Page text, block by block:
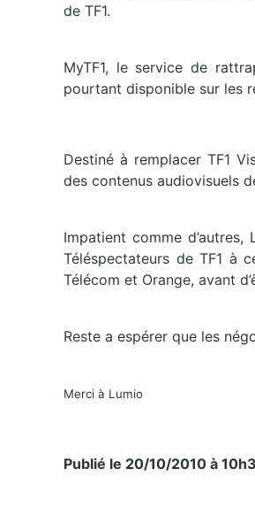
de TF1.
MyTF1, le service de
pourtant disponible sur les
Destiné à remplacer TF1
des contenus audiovisuels
Impatient comme
Téléspectateurs de TF1 à
Télécom et Orange, avant
Reste a espérer que les
Merci à Lumio
Publié le 20/10/2010 à